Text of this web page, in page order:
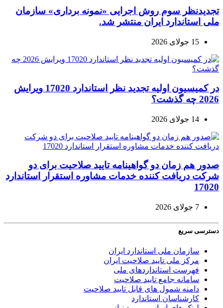
تجدیدنظر سوم روش اجرایی «نمونه برداری» سازمان
ملی استاندارد ایران منتشر شد.
15 جولای 2026
در کمیسیون اولیه تجدید نظر استاندارد 17020 ویرایش
2026 چه گذشت؟
14 جولای 2026
صدور هم زمان دو گواهینامه تایید صلاحیت برای دو
شرکت دریافت کننده خدمات مشاوره استقرار استاندارد
17020
7 جولای 2026
دسترسی سریع
سازمان ملی استاندارد ایران
مرکز ملی تایید صلاحیت ایران
فهرست استانداردهای ملی
سامانه جامع تایید صلاحیت
دامنه شمول های قابل تایید صلاحیت
کارشناسان استاندارد